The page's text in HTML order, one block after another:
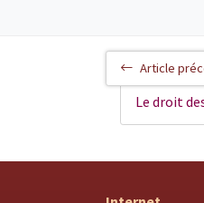
Article
Le droit